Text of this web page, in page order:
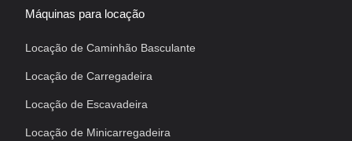
Máquinas para locação
Locação de Caminhão Basculante
Locação de Carregadeira
Locação de Escavadeira
Locação de Minicarregadeira